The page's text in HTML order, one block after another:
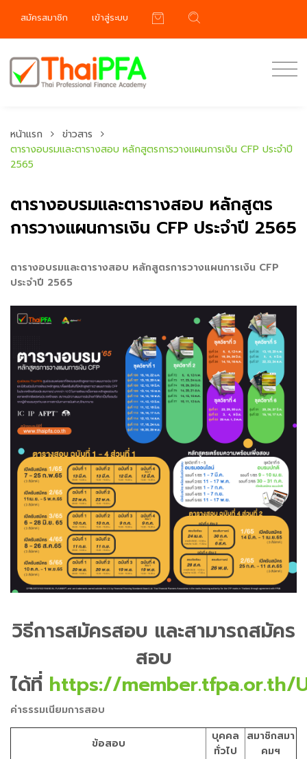
สมัครสมาชิก เข้าสู่ระบบ
หน้าแรก
ข่าวสาร
ตารางอบรมและตารางสอบ หลักสูตรการวางแผนการเงิน CFP ประจำปี
2565
ตารางอบรมและตารางสอบ หลักสูตร
การวางแผนการเงิน CFP ประจำปี 2565
ตารางอบรมและตารางสอบ หลักสูตรการวางแผนการเงิน CFP
ประจำปี 2565
วิธีการสมัครสอบ และสามารถสมัคร
สอบ
ได้ที่ https://member.tfpa.or.th/
ค่าธรรมเนียมการสอบ
ข้อสอบ
บุคคล
ทั่วไป
สมาชิกสมา
คมฯ